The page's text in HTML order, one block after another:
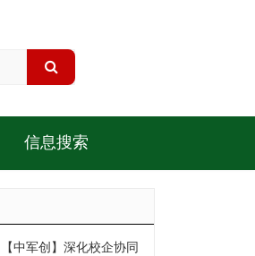
信息搜索
【中军创】深化校企协同